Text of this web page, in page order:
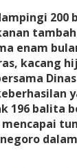
200
enam
kacang
Dinas
196 balita